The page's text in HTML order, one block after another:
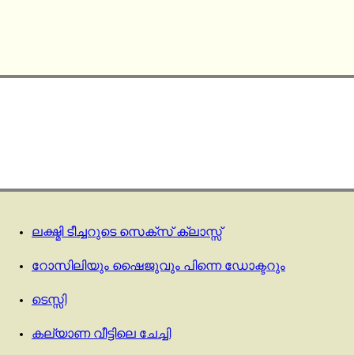
ലക്ഷ്മി ടീച്ചറുടെ സെക്സ് ക്ലാസ്സ്‌
റോസിലിയും ഷൈജുവും പിന്നെ ഡോക്ടറും
ടെസ്സി
കല്യാണ വീട്ടിലെ ചേച്ചി